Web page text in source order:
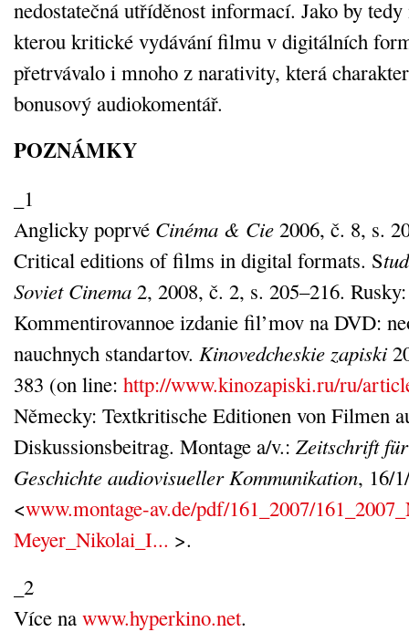
nedostatečná utříděnost informací. Jako by
kterou kritické vydávání filmu v digitálních
přetrvávalo i mnoho z narativity, která
bonusový audiokomentář.
POZNÁMKY
_1
Anglicky poprvé Cinéma & Cie 2006, č. 8, s.
Critical editions of films in digital formats. S
Soviet Cinema 2, 2008, č. 2, s. 205–216. Rusky:
Kommentirovannoe izdanie fil’mov na DVD:
nauchnych standartov. Kinovedcheskie zapiski
383 (on line: http://www.kinozapiski.ru/ru/
Německy: Textkritische Editionen von Filmen
Diskussionsbeitrag. Montage a/v.: Zeitschrift
Geschichte audiovisueller Kommunikation, 16/
<www.montage-av.de/pdf/161_2007/
Meyer_Nikolai_I... >.
_2
Více na www.hyperkino.net.